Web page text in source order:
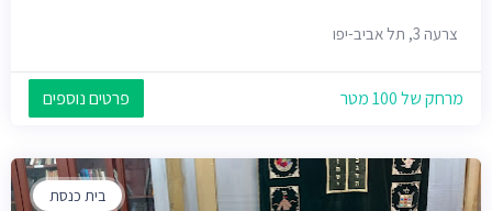
צרעה 3, תל אביב-יפו
מרחק של 100 מטר פרטים נוספים
בית כנסת